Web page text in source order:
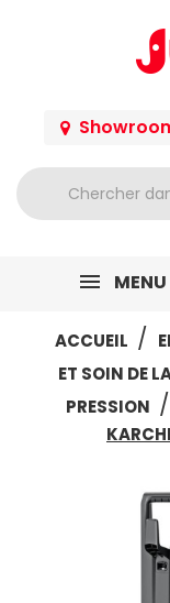
MENU
ACCUEIL
ET SOIN DE
PRESSION